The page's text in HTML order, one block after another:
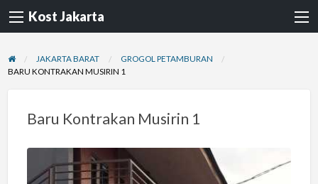
Kost Jakarta
JAKARTA BARAT
GROGOL PETAMBURAN
BARU KONTRAKAN MUSIRIN 1
Baru Kontrakan Musirin 1